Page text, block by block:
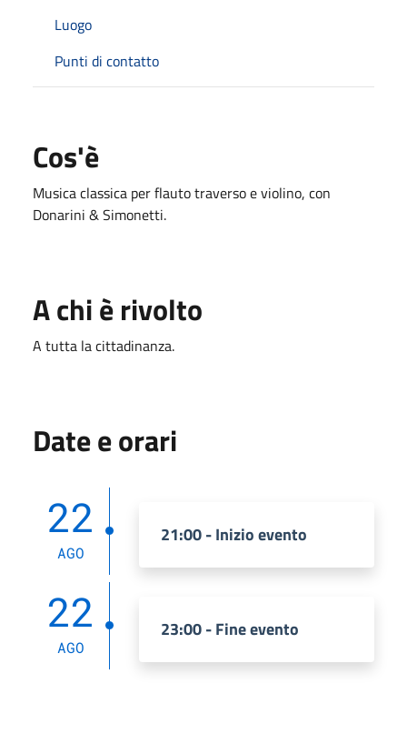
Luogo
Punti di contatto
Cos'è
Musica classica per flauto traverso e violino, con
Donarini & Simonetti.
A chi è rivolto
A tutta la cittadinanza.
Date e orari
22
AGO
21:00 - Inizio evento
22
AGO
23:00 - Fine evento